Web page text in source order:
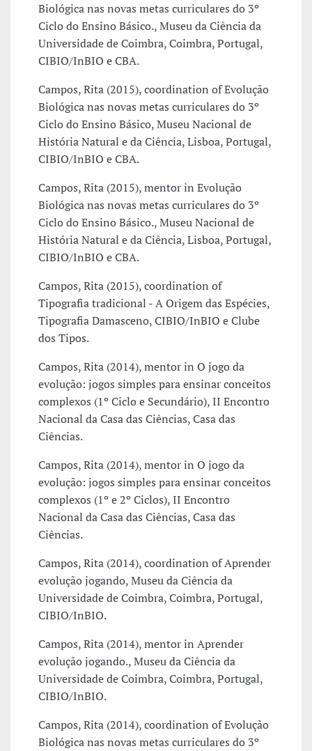
Biológica nas novas metas curriculares do 3º
Ciclo do Ensino Básico., Museu da Ciência da
Universidade de Coimbra, Coimbra, Portugal,
CIBIO/InBIO e CBA.
Campos, Rita (2015), coordination of Evolução
Biológica nas novas metas curriculares do 3º
Ciclo do Ensino Básico, Museu Nacional de
História Natural e da Ciência, Lisboa, Portugal,
CIBIO/InBIO e CBA.
Campos, Rita (2015), mentor in Evolução
Biológica nas novas metas curriculares do 3º
Ciclo do Ensino Básico., Museu Nacional de
História Natural e da Ciência, Lisboa, Portugal,
CIBIO/InBIO e CBA.
Campos, Rita (2015), coordination of
Tipografia tradicional - A Origem das Espécies,
Tipografia Damasceno, CIBIO/InBIO e Clube
dos Tipos.
Campos, Rita (2014), mentor in O jogo da
evolução: jogos simples para ensinar conceitos
complexos (1º Ciclo e Secundário), II Encontro
Nacional da Casa das Ciências, Casa das
Ciências.
Campos, Rita (2014), mentor in O jogo da
evolução: jogos simples para ensinar conceitos
complexos (1º e 2º Ciclos), II Encontro
Nacional da Casa das Ciências, Casa das
Ciências.
Campos, Rita (2014), coordination of Aprender
evolução jogando, Museu da Ciência da
Universidade de Coimbra, Coimbra, Portugal,
CIBIO/InBIO.
Campos, Rita (2014), mentor in Aprender
evolução jogando., Museu da Ciência da
Universidade de Coimbra, Coimbra, Portugal,
CIBIO/InBIO.
Campos, Rita (2014), coordination of Evolução
Biológica nas novas metas curriculares do 3º